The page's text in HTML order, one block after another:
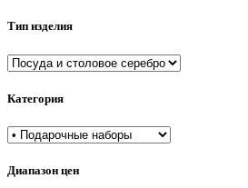
Тип изделия
Категория
Диапазон цен